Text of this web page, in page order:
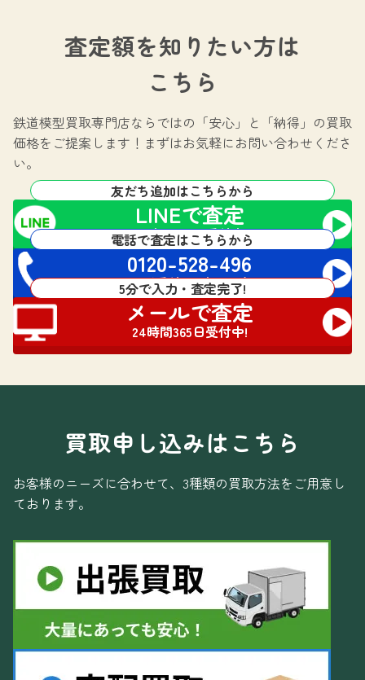
査定額を知りたい方は
こちら
鉄道模型買取専門店ならではの 「安心」と「納得」の買取
価格をご提案します！ まずはお気軽にお問い合わせくださ
い。
友だち追加はこちらから
LINEで査定
24時間365日受付中!
電話で査定はこちらから
0120-528-496
電話受付 24時間対応
5分で入力・査定完了!
メールで査定
24時間365日受付中!
買取申し込みはこちら
お客様のニーズに合わせて、3種類の買取方法をご用意し
ております。